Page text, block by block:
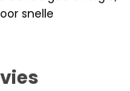
snelle